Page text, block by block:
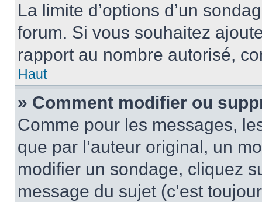
La limite d’options d’un
forum. Si vous souhaitez
rapport au nombre autorisé,
Haut
» Comment modifier ou
Comme pour les messages,
que par l’auteur original, un
modifier un sondage, cliquez
message du sujet (c’est